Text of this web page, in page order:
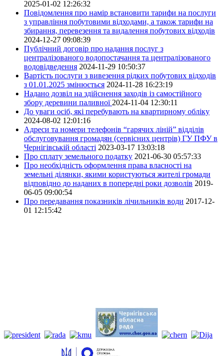
2025-01-02 12:26:32
Повідомлення про намір встановити тарифи на послуги
з управління побутовими відходами, а також тарифи на
збирання, перевезення та видалення побутових відходів
2024-12-27 09:08:39
Публічний договір про надання послуг з
централізованого водопостачання та централізованого
водовідведення 2024-11-29 10:50:37
Вартість послуги з вивезення рідких побутових відходів
з 01.01.2025 змінюється 2024-11-28 16:23:19
Надано дозвіл на здійснення заходів із самостійного
збору деревини паливної 2024-11-04 12:30:11
До уваги осіб, які перебувають на квартирному обліку
2024-08-02 12:01:16
Адреси та номери телефонів “гарячих ліній” відділів
обслуговування громадян (сервісних центрів) ГУ ПФУ в
Чернігівській області 2023-03-17 13:03:18
Про сплату земельного податку 2021-06-30 05:57:33
Про необхідність оформлення права власності на
земельні ділянки, якими користуються жителі громади
відповідно до наданих в попередні роки дозволів 2019-
06-05 09:00:54
Про передавання показників лічильників води 2017-12-
01 12:15:42